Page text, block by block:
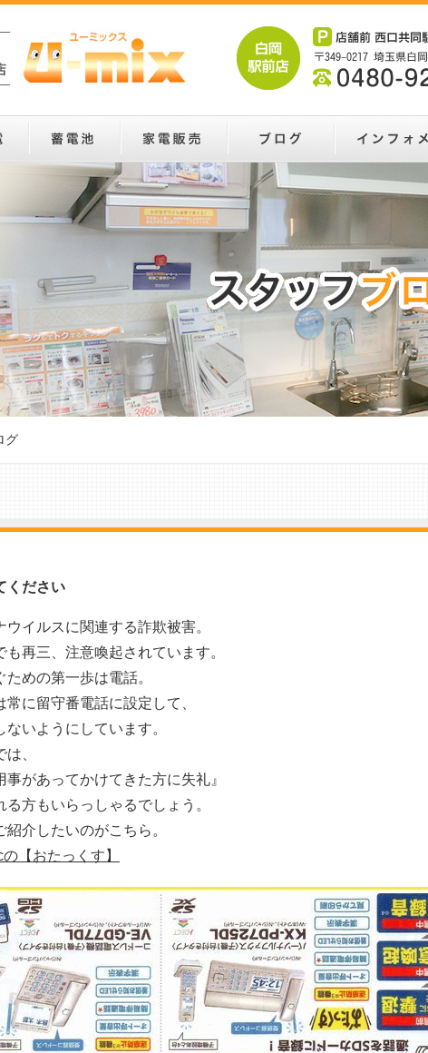
グ
ください
ウイルスに関連する詐欺被害。
も再三、注意喚起されています。
ための第一歩は電話。
常に留守番電話に設定して、
ないようにしています。
、
事があってかけてきた方に失礼』
る方もいらっしゃるでしょう。
紹介したいのがこちら。
【おたっくす】